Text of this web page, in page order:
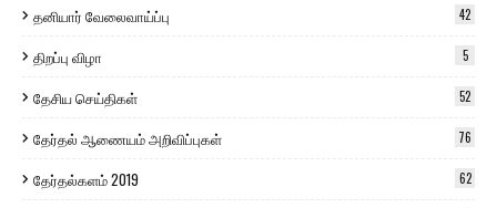
தனியார் வேலைவாய்ப்பு 42
திறப்பு விழா 5
தேசிய செய்திகள் 52
தேர்தல் ஆணையம் அறிவிப்புகள் 76
தேர்தல்களம் 2019 62